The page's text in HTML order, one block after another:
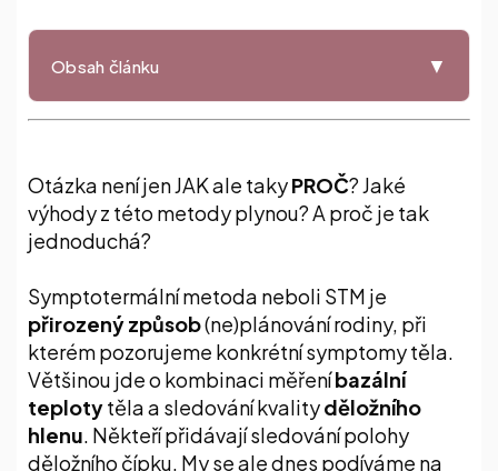
Obsah článku ▼
Teplota
Jak začít?
Výhody a nevýhody použití klasického
bazálního teploměru
Otázka není jen JAK ale takyPROČ? Jaké
výhody z této metody plynou? A proč je tak
jednoduchá?
Symptotermální metoda neboli STM je
přirozený způsob(ne)plánování rodiny, při
kterém pozorujeme konkrétní symptomy těla.
Většinou jde o kombinaci měřeníbazální
teplotytěla a sledování kvalityděložního
hlenu. Někteří přidávají sledování polohy
děložního čípku. My se ale dnes podíváme na